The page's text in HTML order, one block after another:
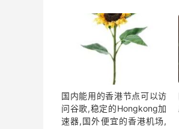
国内能用的香港节点可以访
问谷歌,稳定的Hongkong加
速器,国外便宜的香港机场,